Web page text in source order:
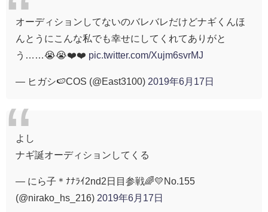
オーディションしてないのバレバレだけどナギくんほ
んとうにこんな私でも幸せにしてくれてありがと
う……😭😭❤️❤️ pic.twitter.com/Xujm6svrMJ
— ヒガシ🍉COS (@East3100) 2019年6月17日
よし
ナギ誕オーディションしてくる
— にら子＊ﾅﾅﾗｲ2nd2日目参戦🌈💛No.155
(@nirako_hs_216) 2019年6月17日